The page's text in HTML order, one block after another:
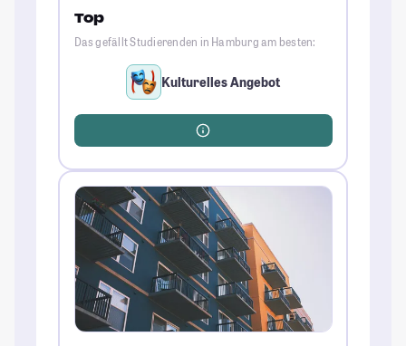
Top
Das gefällt Studierenden in Hamburg am besten:
Kulturelles Angebot